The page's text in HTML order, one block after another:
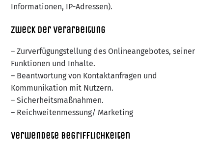
Informationen, IP-Adressen).
Zweck der Verarbeitung
– Zurverfügungstellung des Onlineangebotes, seiner
Funktionen und Inhalte.
– Beantwortung von Kontaktanfragen und
Kommunikation mit Nutzern.
– Sicherheitsmaßnahmen.
– Reichweitenmessung/ Marketing
Verwendete Begrifflichkeiten